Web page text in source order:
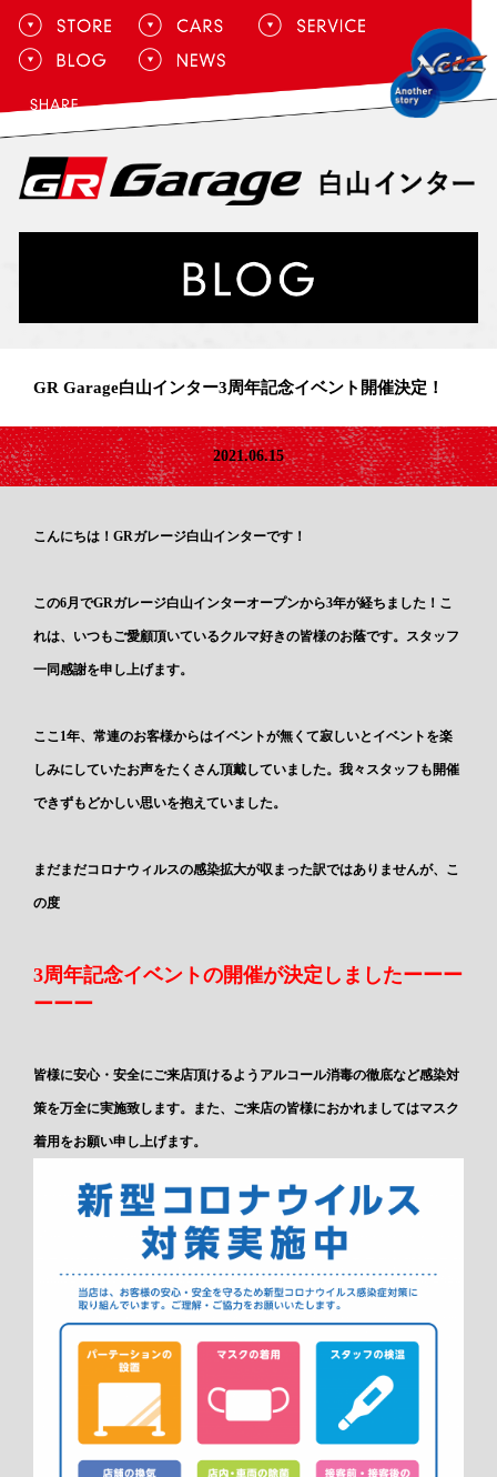
GR Garage白山インター3周年記念イベント開催決定！
2021.06.15
こんにちは！GRガレージ白山インターです！
この6月でGRガレージ白山インターオープンから3年が経ちました！こ
れは、いつもご愛顧頂いているクルマ好きの皆様のお蔭です。スタッフ
一同感謝を申し上げます。
ここ1年、常連のお客様からはイベントが無くて寂しいとイベントを楽
しみにしていたお声をたくさん頂戴していました。我々スタッフも開催
できずもどかしい思いを抱えていました。
まだまだコロナウィルスの感染拡大が収まった訳ではありませんが、こ
の度
3周年記念イベントの開催が決定しましたーーー
ーーー
皆様に安心・安全にご来店頂けるようアルコール消毒の徹底など感染対
策を万全に実施致します。また、ご来店の皆様におかれましてはマスク
着用をお願い申し上げます。